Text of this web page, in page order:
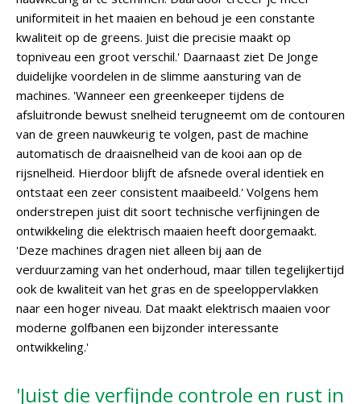
uniformiteit in het maaien en behoud je een constante
kwaliteit op de greens. Juist die precisie maakt op
topniveau een groot verschil.' Daarnaast ziet De Jonge
duidelijke voordelen in de slimme aansturing van de
machines. 'Wanneer een greenkeeper tijdens de
afsluitronde bewust snelheid terugneemt om de contouren
van de green nauwkeurig te volgen, past de machine
automatisch de draaisnelheid van de kooi aan op de
rijsnelheid. Hierdoor blijft de afsnede overal identiek en
ontstaat een zeer consistent maaibeeld.' Volgens hem
onderstrepen juist dit soort technische verfijningen de
ontwikkeling die elektrisch maaien heeft doorgemaakt.
'Deze machines dragen niet alleen bij aan de
verduurzaming van het onderhoud, maar tillen tegelijkertijd
ook de kwaliteit van het gras en de speeloppervlakken
naar een hoger niveau. Dat maakt elektrisch maaien voor
moderne golfbanen een bijzonder interessante
ontwikkeling.'
'Juist die verfijnde controle en rust in